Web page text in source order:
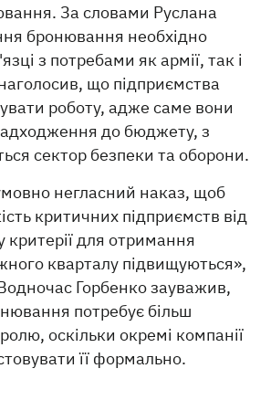
За словами Руслана
бронювання необхідно
з потребами як армії, так і
що підприємства
роботу, адже саме вони
до бюджету, з
сектор безпеки та оборони.
негласний наказ, щоб
критичних підприємств від
для отримання
кварталу підвищуються»,
Горбенко зауважив,
потребує більш
оскільки окремі компанії
її формально.